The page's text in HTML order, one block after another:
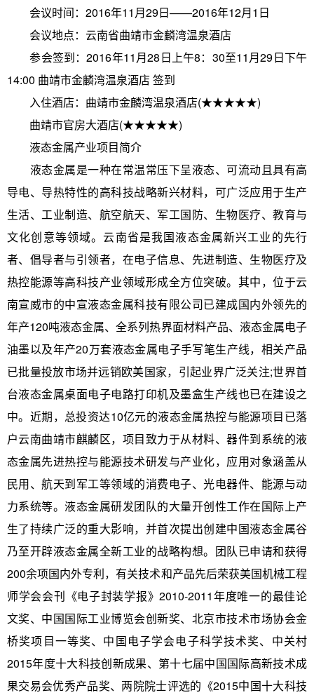
会议时间：2016年11月29日——2016年12月1日
会议地点：云南省曲靖市金麟湾温泉酒店
参会签到：2016年11月28日上午8：30至11月29日下午
14:00 曲靖市金麟湾温泉酒店 签到
入住酒店：曲靖市金麟湾温泉酒店(★★★★★)
曲靖市官房大酒店(★★★★★)
液态金属产业项目简介
液态金属是一种在常温常压下呈液态、可流动且具有高
导电、导热特性的高科技战略新兴材料，可广泛应用于生产
生活、工业制造、航空航天、军工国防、生物医疗、教育与
文化创意等领域。云南省是我国液态金属新兴工业的先行
者、倡导者与引领者，在电子信息、先进制造、生物医疗及
热控能源等高科技产业领域形成全方位突破。其中，位于云
南宣威市的中宣液态金属科技有限公司已建成国内外领先的
年产120吨液态金属、全系列热界面材料产品、液态金属电子
油墨以及年产20万套液态金属电子手写笔生产线，相关产品
已批量投放市场并远销欧美国家，引起业界广泛关注;世界首
台液态金属桌面电子电路打印机及墨盒生产线也已在建设之
中。近期，总投资达10亿元的液态金属热控与能源项目已落
户云南曲靖市麒麟区，项目致力于从材料、器件到系统的液
态金属先进热控与能源技术研发与产业化，应用对象涵盖从
民用、航天到军工等领域的消费电子、光电器件、能源与动
力系统等。液态金属研发团队的大量开创性工作在国际上产
生了持续广泛的重大影响，并首次提出创建中国液态金属谷
乃至开辟液态金属全新工业的战略构想。团队已申请和获得
200余项国内外专利，有关技术和产品先后荣获美国机械工程
师学会会刊《电子封装学报》2010-2011年度唯一的最佳论
文奖、中国国际工业博览会创新奖、北京市技术市场协会金
桥奖项目一等奖、中国电子学会电子科学技术奖、中关村
2015年度十大科技创新成果、第十七届中国国际高新技术成
果交易会优秀产品奖、两院院士评选的《2015中国十大科技